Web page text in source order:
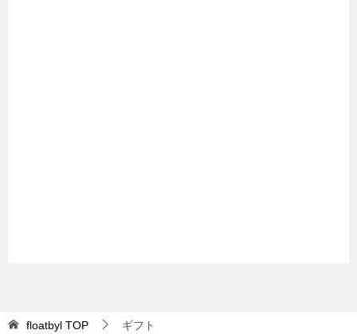
floatbyl TOP ギフト